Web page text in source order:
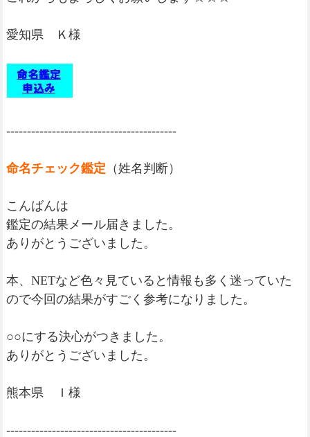
愛知県 Ｋ様
-----------------------------------------
命名チェック鑑定 （姓名判断）
こんばんは
鑑定の結果メール届きました。
ありがとうございました。
本、NETなど色々見ていると情報も多く迷っていた
ので今回の結果がすごく参考になりました。
○○にする決心がつきました。
ありがとうございました。
熊本県 Ｉ様
-----------------------------------------